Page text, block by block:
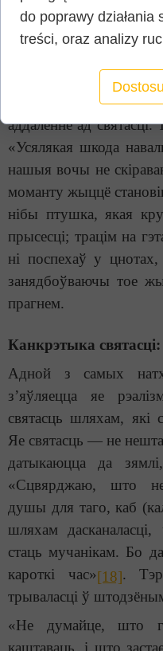
«Унутранага
Хрыстус. Бо, як
святыя мы толькі ў
Аддаленне ад Езуса
аддаленне ад
«Усялякая шкода
нашыя вочы не
моманту жыццё
нібы птушка, якая
прысесці; трацім на
ні поспехаў у цнотах,
занядбоўваючы тое
прагнем.
Канкрэтыка святасці:
Адной з самых
з’яўляецца яе
святасць шляхам, які
Яе святасць — не
датыкаюцца да
«Сцвярджаю, што
душы для таго, каб
шляхам
стаць мучанікам. Бо
кароткі час»[18].
трываласці ў
«Не думайце, што
do poprawy działania
treści, oraz analizy